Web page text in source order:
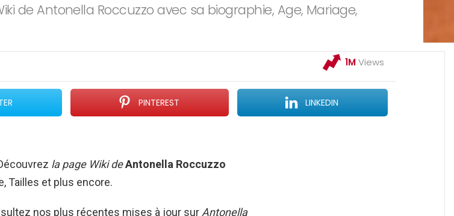
de Antonella Roccuzzo avec sa biographie, Age, Mariage,
1MViews
PINTEREST LINKEDIN
la page Wiki deAntonella Roccuzzo
Tailles et plus encore.
nos plus récentes mises à jour surAntonella